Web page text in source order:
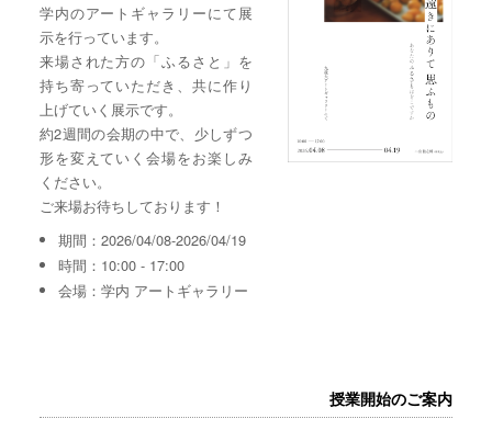
学内のアートギャラリーにて展
示を行っています。
来場された方の「ふるさと」を
持ち寄っていただき、共に作り
上げていく展示です。
約2週間の会期の中で、少しずつ
形を変えていく会場をお楽しみ
ください。
ご来場お待ちしております！
期間：2026/04/08-2026/04/19
時間：10:00 - 17:00
会場：学内 アートギャラリー
授業開始のご案内